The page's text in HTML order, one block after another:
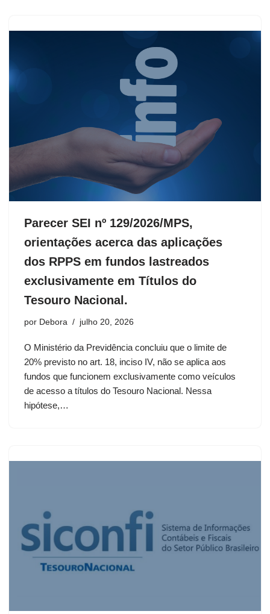
Parecer SEI nº 129/2026/MPS,
orientações acerca das aplicações
dos RPPS em fundos lastreados
exclusivamente em Títulos do
Tesouro Nacional.
por Debora julho 20, 2026
O Ministério da Previdência concluiu que o limite de
20% previsto no art. 18, inciso IV, não se aplica aos
fundos que funcionem exclusivamente como veículos
de acesso a títulos do Tesouro Nacional. Nessa
hipótese,…